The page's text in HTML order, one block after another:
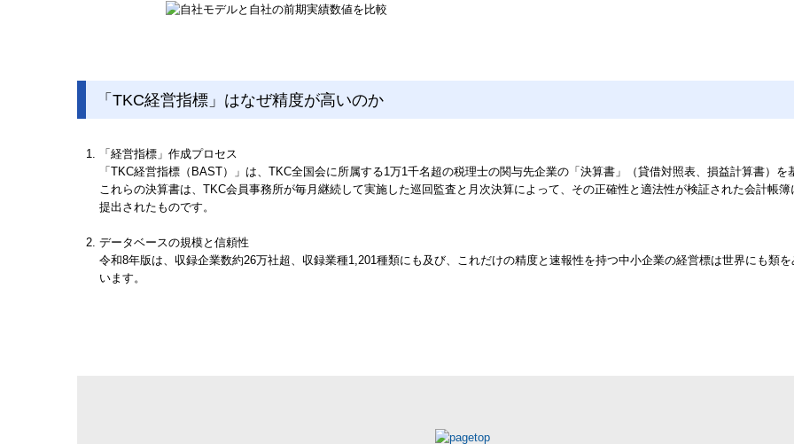
「TKC経営指標」はなぜ精度が高いのか
「経営指標」作成プロセス
「TKC経営指標（BAST）」 は、TKC全国会に所属する1万1千名超の税理士の関与先企業の「決算書」（貸借対照表、損益計算書）
これらの決算書は、TKC会員事務所が毎月継続して実施した巡回監査と月次決算によって、その正確性と適法性が検証された会計帳
提出されたものです。
データベースの規模と信頼性
令和8年版は、収録企業数約26万社超、収録業種1,201種類にも及び、これだけの精度と速報性を持つ中小企業の経営標は世界にも類
います。